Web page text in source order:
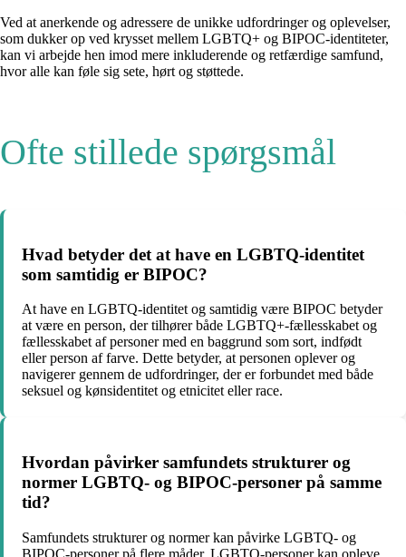
Ved at anerkende og adressere de unikke udfordringer og oplevelser,
som dukker op ved krysset mellem LGBTQ+ og BIPOC-identiteter,
kan vi arbejde hen imod mere inkluderende og retfærdige samfund,
hvor alle kan føle sig sete, hørt og støttede.
Ofte stillede spørgsmål
Hvad betyder det at have en LGBTQ-identitet
som samtidig er BIPOC?
At have en LGBTQ-identitet og samtidig være BIPOC betyder
at være en person, der tilhører både LGBTQ+-fællesskabet og
fællesskabet af personer med en baggrund som sort, indfødt
eller person af farve. Dette betyder, at personen oplever og
navigerer gennem de udfordringer, der er forbundet med både
seksuel og kønsidentitet og etnicitet eller race.
Hvordan påvirker samfundets strukturer og
normer LGBTQ- og BIPOC-personer på samme
tid?
Samfundets strukturer og normer kan påvirke LGBTQ- og
BIPOC-personer på flere måder. LGBTQ-personer kan opleve